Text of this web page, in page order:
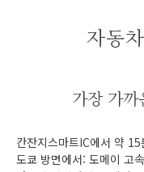
자동
가장 가
칸잔지스마트IC에서 약 15
도쿄 방면에서: 도메이 고